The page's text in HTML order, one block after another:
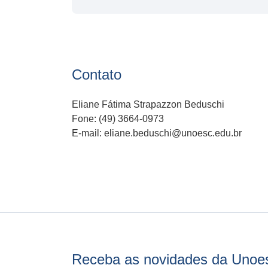
Contato
Eliane Fátima Strapazzon Beduschi
Fone: (49) 3664-0973
E-mail: eliane.beduschi@unoesc.edu.br
Receba as novidades da